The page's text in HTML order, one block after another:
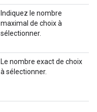
Indiquez le nombre
maximal de choix à
sélectionner.
Le nombre exact de choix
à sélectionner.